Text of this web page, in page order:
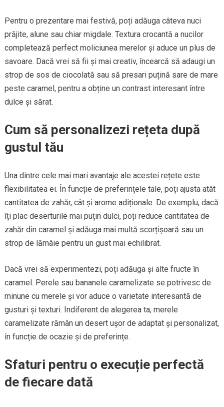
Pentru o prezentare mai festivă, poți adăuga câteva nuci
prăjite, alune sau chiar migdale. Textura crocantă a nucilor
completează perfect moliciunea merelor și aduce un plus de
savoare. Dacă vrei să fii și mai creativ, încearcă să adaugi un
strop de sos de ciocolată sau să presari puțină sare de mare
peste caramel, pentru a obține un contrast interesant între
dulce și sărat.
Cum să personalizezi rețeta după
gustul tău
Una dintre cele mai mari avantaje ale acestei rețete este
flexibilitatea ei. În funcție de preferințele tale, poți ajusta atât
cantitatea de zahăr, cât și arome adiționale. De exemplu, dacă
îți plac deserturile mai puțin dulci, poți reduce cantitatea de
zahăr din caramel și adăuga mai multă scorțișoară sau un
strop de lămâie pentru un gust mai echilibrat.
Dacă vrei să experimentezi, poți adăuga și alte fructe în
caramel. Perele sau bananele caramelizate se potrivesc de
minune cu merele și vor aduce o varietate interesantă de
gusturi și texturi. Indiferent de alegerea ta, merele
caramelizate rămân un desert ușor de adaptat și personalizat,
în funcție de ocazie și de preferințe.
Sfaturi pentru o execuție perfectă
de fiecare dată